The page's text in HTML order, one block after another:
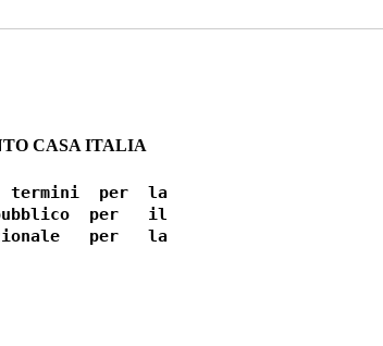
CASA ITALIA
termini  per  la
per   il
per   la